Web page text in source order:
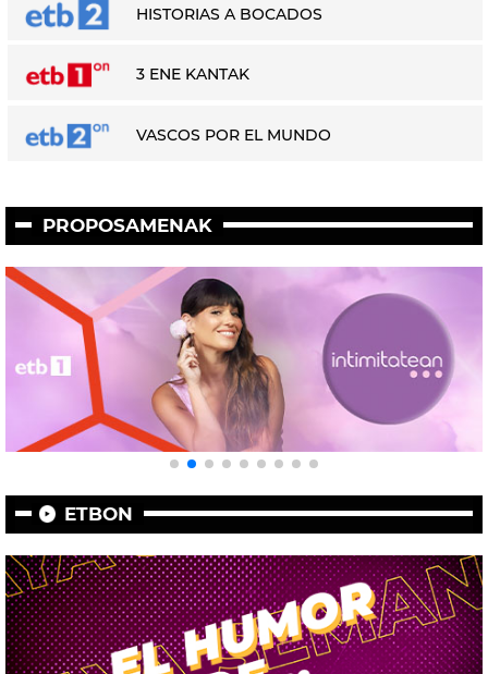
HISTORIAS A BOCADOS
3 ENE KANTAK
VASCOS POR EL MUNDO
PROPOSAMENAK
ETBON